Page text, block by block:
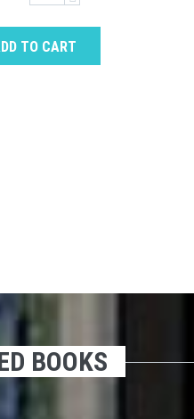
TO CART
BOOKS